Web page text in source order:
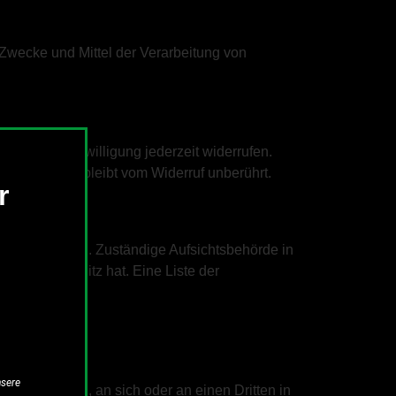
und Mittel der Verarbeitung von
erteilte Einwilligung jederzeit widerrufen.
bleibt vom Widerruf unberührt.
zu. Zuständige Aufsichtsbehörde in
seinen Sitz hat. Eine Liste der
verarbeiten, an sich oder an einen Dritten in